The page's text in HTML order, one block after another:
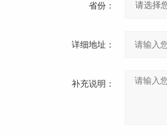
省份：
详细地址：
补充说明：